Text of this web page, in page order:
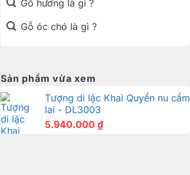
Gỗ hương là gì ?
Gỗ óc chó là gì ?
Sản phẩm vừa xem
Tượng di lặc Khai Quyển nu cẩm
lai - DL3003
5.940.000 ₫